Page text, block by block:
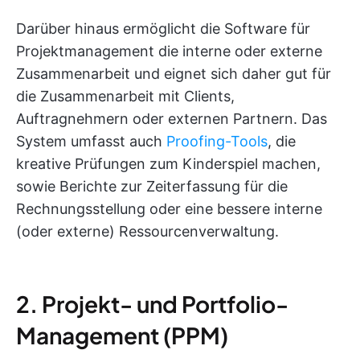
Darüber hinaus ermöglicht die Software für
Projektmanagement die interne oder externe
Zusammenarbeit und eignet sich daher gut für
die Zusammenarbeit mit Clients,
Auftragnehmern oder externen Partnern. Das
System umfasst auch Proofing-Tools, die
kreative Prüfungen zum Kinderspiel machen,
sowie Berichte zur Zeiterfassung für die
Rechnungsstellung oder eine bessere interne
(oder externe) Ressourcenverwaltung.
2. Projekt- und Portfolio-
Management (PPM)